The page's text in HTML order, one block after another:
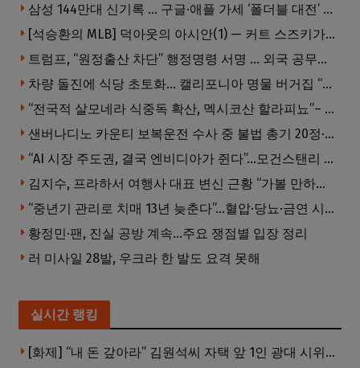
삼성 144만대 신기록 … 구글·애플 가세 ‘폴더블 대전’ 열린다
[석승환의 MLB] 덕아웃의 아시안(1) — 커트 스즈키가 우리에게 묻는 것
트럼프, “원정출산 차단” 행정명령 서명 … 외국 공무원 자녀도 시민권 안준다
차량 돌진에 식당 초토화… 캘리포니아 명물 버거집 “다시 일어설 수 있도록 도와주세요”
“전국적 살모네라 식중독 확산, 멕시코산 할라피뇨”– CDC
샌버나디노 카운티 보복운전 수사 중 불법 총기 20정·탄약 2만 발 압수
“AI 시장 주도권, 결국 엔비디아가 쥔다”…모건스탠리 장담
김지수, 프라하서 여행사 대표 변신 근황 “가볼 만하니…”
“중년기 관리로 치매 13년 늦춘다”…혈압·당뇨·금연 시기가 골든타임
황정민·팬, 진실 공방 계속…주요 쟁점별 입장 정리
러 미사일 28발, 우크라 한 발도 요격 못해
실시간 랭킹
[화제] “내 돈 갚아라” 김원석씨 자택 앞 1인 광대 시위 … 한인 투자사, “108만 달러 못받아”